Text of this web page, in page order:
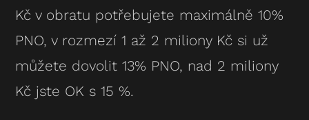
Kč v obratu potřebujete maximálně 10%
PNO, v rozmezí 1 až 2 miliony Kč si už
můžete dovolit 13% PNO, nad 2 miliony
Kč jste OK s 15 %.